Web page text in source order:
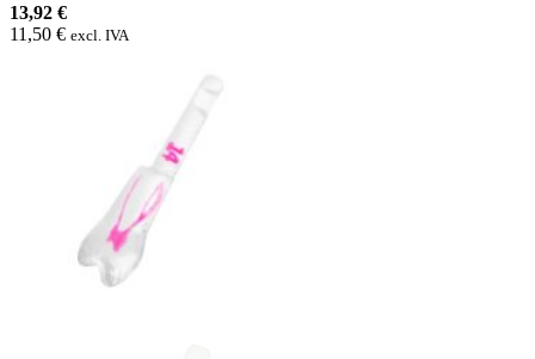
13,92 €
11,50 € excl. IVA